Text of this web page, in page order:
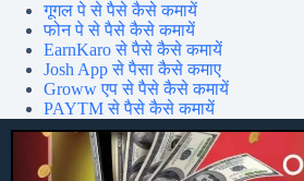
गूगल पे से पैसे कैसे कमायें
फोन पे से पैसे कैसे कमायें
EarnKaro से पैसे कैसे कमायें
Josh App से पैसा कैसे कमाए
Groww एप से पैसे कैसे कमायें
PAYTM से पैसे कैसे कमायें